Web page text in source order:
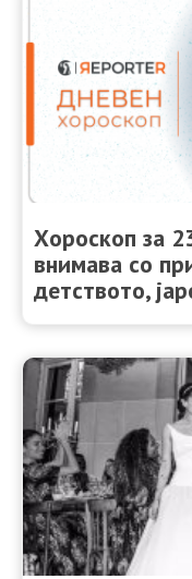
Хороскоп за
внимава со
детството,